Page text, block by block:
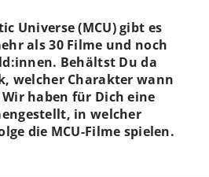
Universe (MCU) gibt es
als 30 Filme und noch
Behältst Du da
welcher Charakter wann
haben für Dich eine
in welcher
die MCU-Filme spielen.